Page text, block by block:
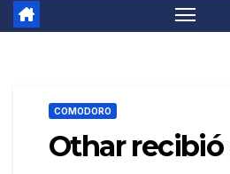
COMODORO
Othar recibió